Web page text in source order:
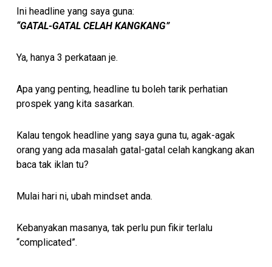
Ini headline yang saya guna:
“GATAL-GATAL CELAH KANGKANG”
Ya, hanya 3 perkataan je.
Apa yang penting, headline tu boleh tarik perhatian
prospek yang kita sasarkan.
Kalau tengok headline yang saya guna tu, agak-agak
orang yang ada masalah gatal-gatal celah kangkang akan
baca tak iklan tu?
Mulai hari ni, ubah mindset anda.
Kebanyakan masanya, tak perlu pun fikir terlalu
“complicated”.